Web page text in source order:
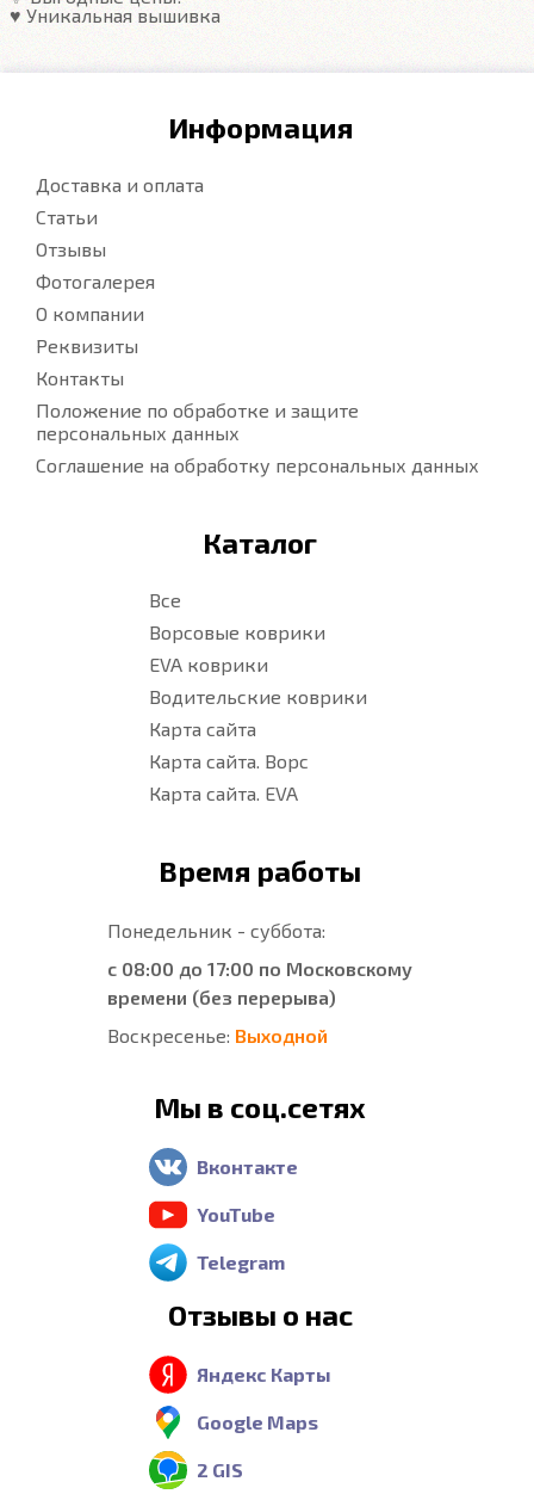
♥️ Уникальная вышивка
Информация
Доставка и оплата
Статьи
Отзывы
Фотогалерея
О компании
Реквизиты
Контакты
Положение по обработке и защите
персональных данных
Соглашение на обработку персональных данных
Каталог
Все
Ворсовые коврики
EVA коврики
Водительские коврики
Карта сайта
Карта сайта. Ворс
Карта сайта. EVA
Время работы
Понедельник - суббота:
с 08:00 до 17:00 по Московскому
времени (без перерыва)
Воскресенье: Выходной
Мы в соц.сетях
Вконтакте
YouTube
Telegram
Отзывы о нас
Яндекс Карты
Google Maps
2 GIS